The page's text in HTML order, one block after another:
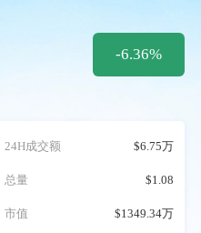
-6.36%
24H成交额 $6.75万
总量 $1.08
市值 $1349.34万